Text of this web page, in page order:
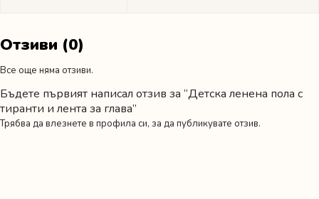
Отзиви (0)
Все още няма отзиви.
Бъдете първият написал отзив за “Детска ленена пола с
тиранти и лента за глава”
Трябва да влезнете в профила си, за да публикувате отзив.